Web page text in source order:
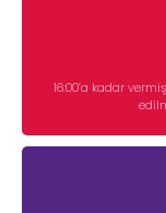
16:00’a kadar